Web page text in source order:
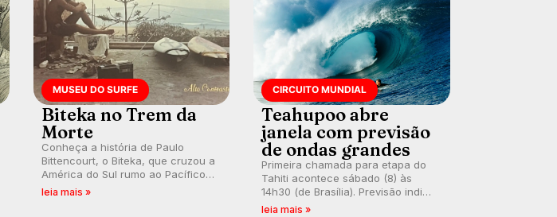
MUSEU DO SURFE
Biteka no Trem da
Morte
Conheça a história de Paulo
Bittencourt, o Biteka, que cruzou a
América do Sul rumo ao Pacífico
em uma jornada que se tornou um
leia mais »
CIRCUITO MUNDIAL
Teahupoo abre
janela com previsão
de ondas grandes
Primeira chamada para etapa do
Tahiti acontece sábado (8) às
14h30 (de Brasília). Previsão indica
swell consistente. Medina
leia mais »